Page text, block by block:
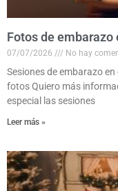
Fotos de
07/07/2026 No hay
Sesiones de embarazo
fotos Quiero más
especial las sesiones
Leer más »